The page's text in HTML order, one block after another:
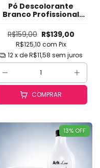
Pó Descolorante
Branco Profissional
- Clareamento Seguro,
Rápido e Uniforme até
10 Tons (Mechas,
Balayage, Reflexos,
Luzes, Omb
R$159,00 R$139,00
R$125,10 com Pix
12x deR$11,58 sem juros
COMPRAR
13% OFF